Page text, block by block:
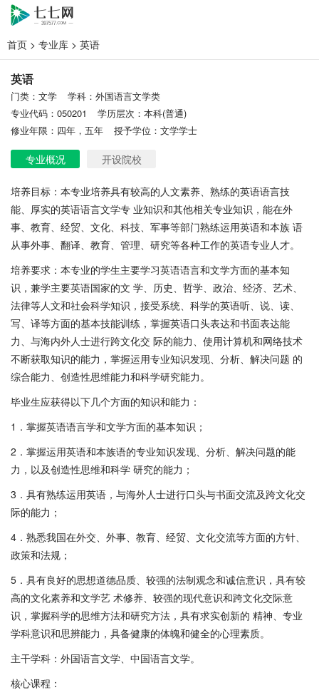
首页 > 专业库 > 英语
英语
门类：文学
学科：外国语言文学类
专业代码：050201
学历层次：本科(普通)
修业年限：四年，五年
授予学位：文学学士
专业概况 开设院校
培养目标：本专业培养具有较高的人文素养、熟练的英语语言技
能、厚实的英语语言文学专 业知识和其他相关专业知识，能在外
事、教育、经贸、文化、科技、军事等部门熟练运用英语和本族 语
从事外事、翻译、教育、管理、研究等各种工作的英语专业人才。
培养要求：本专业的学生主要学习英语语言和文学方面的基本知
识，兼学主要英语国家的文 学、历史、哲学、政治、经济、艺术、
法律等人文和社会科学知识，接受系统、科学的英语听、说、读、
写、译等方面的基本技能训练，掌握英语口头表达和书面表达能
力、与海内外人士进行跨文化交 际的能力、使用计算机和网络技术
不断获取知识的能力，掌握运用专业知识发现、分析、解决问题 的
综合能力、创造性思维能力和科学研究能力。
毕业生应获得以下几个方面的知识和能力：
1．掌握英语语言学和文学方面的基本知识；
2．掌握运用英语和本族语的专业知识发现、分析、解决问题的能
力，以及创造性思维和科学 研究的能力；
3．具有熟练运用英语，与海外人士进行口头与书面交流及跨文化交
际的能力；
4．熟悉我国在外交、外事、教育、经贸、文化交流等方面的方针、
政策和法规；
5．具有良好的思想道德品质、较强的法制观念和诚信意识，具有较
高的文化素养和文学艺 术修养、较强的现代意识和跨文化交际意
识，掌握科学的思维方法和研究方法，具有求实创新的 精神、专业
学科意识和思辨能力，具备健康的体魄和健全的心理素质。
主干学科：外国语言文学、中国语言文学。
核心课程：